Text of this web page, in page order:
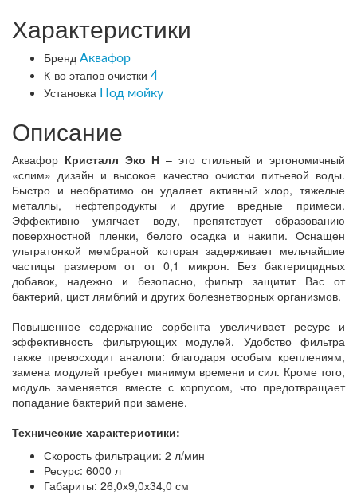
Характеристики
Бренд Аквафор
К-во этапов очистки 4
Установка Под мойку
Описание
Аквафор Кристалл Эко Н – это стильный и эргономичный
«слим» дизайн и высокое качество очистки питьевой воды.
Быстро и необратимо он удаляет активный хлор, тяжелые
металлы, нефтепродукты и другие вредные примеси.
Эффективно умягчает воду, препятствует образованию
поверхностной пленки, белого осадка и накипи. Оснащен
ультратонкой мембраной которая задерживает мельчайшие
частицы размером от от 0,1 микрон. Без бактерицидных
добавок, надежно и безопасно, фильтр защитит Вас от
бактерий, цист лямблий и других болезнетворных организмов.
Повышенное содержание сорбента увеличивает ресурс и
эффективность фильтрующих модулей. Удобство фильтра
также превосходит аналоги: благодаря особым креплениям,
замена модулей требует минимум времени и сил. Кроме того,
модуль заменяется вместе с корпусом, что предотвращает
попадание бактерий при замене.
Технические характеристики:
Скорость фильтрации: 2 л/мин
Ресурс: 6000 л
Габариты: 26,0х9,0х34,0 см